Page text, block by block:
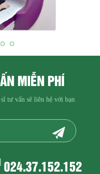
MIỄN PHÍ
tư vấn sẽ liên hệ với bạn
024.37.152.152